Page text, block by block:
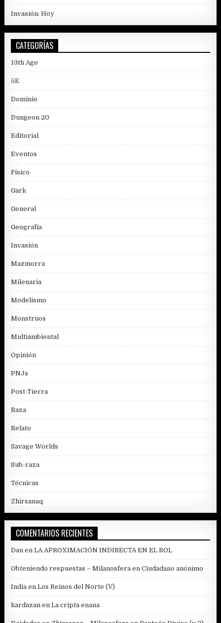
Invasión: Hoy
CATEGORÍAS
13th Age
5E
Dominio
Dungeon 20
Editorial
Eventos
Físico
Gark
General
Geografía
Invasión
Mazmorra
Milenaria
Modelismo
Monstruos
Multiambiental
Opinión
PNJs
Post-Tierra
Raza
Relato
Savage Worlds
Sub-raza
Técnicas
Zhirsanaq
COMENTARIOS RECIENTES
Dan enLA APROXIMACIÓN INDIRECTA EN EL ROL
Obteniendo respuestas – Milanosfera enCiudadano anónimo
India enLos Reinos del Norte (V)
kardazan enLa cripta enana